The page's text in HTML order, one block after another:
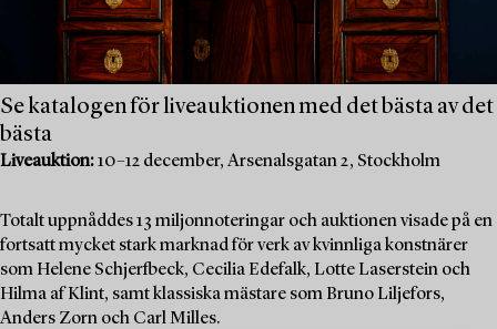
Se katalogen för liveauktionen med det bästa av det
bästa
Liveauktion:10–12 december, Arsenalsgatan 2, Stockholm
Totalt uppnåddes 13 miljonnoteringar och auktionen visade på en
fortsatt mycket stark marknad för verk av kvinnliga konstnärer
som Helene Schjerfbeck, Cecilia Edefalk, Lotte Laserstein och
Hilma af Klint, samt klassiska mästare som Bruno Liljefors,
Anders Zorn och Carl Milles.